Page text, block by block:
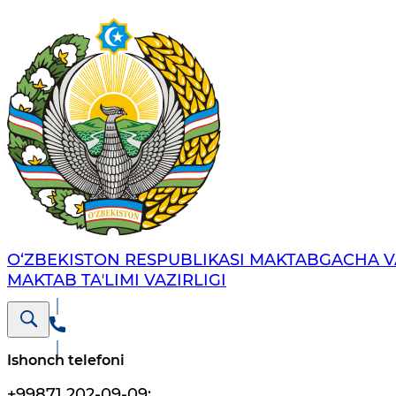
O‘ZBEKISTON RESPUBLIKASI MAKTABGACHA
MAKTAB TAʼLIMI VAZIRLIGI
Ishonch telefoni